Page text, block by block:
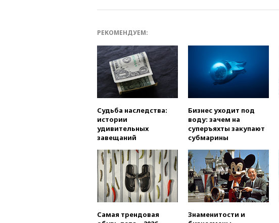
РЕКОМЕНДУЕМ:
Судьба наследства:
истории
удивительных
завещаний
Бизнес уходит под
воду: зачем на
суперъяхты закупают
субмарины
Самая трендовая
Знаменитости и